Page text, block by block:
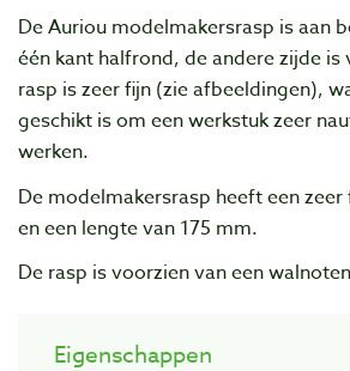
De Auriou modelmakersrasp is aan
één kant halfrond, de andere zijde is
rasp is zeer fijn (zie afbeeldingen),
geschikt is om een werkstuk zeer
werken.
De modelmakersrasp heeft een zeer
en een lengte van 175 mm.
De rasp is voorzien van een
Eigenschappen